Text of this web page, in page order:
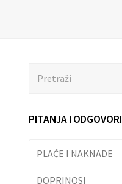
PITANJA I ODGOVORI
PLAĆE I NAKNADE
DOPRINOSI